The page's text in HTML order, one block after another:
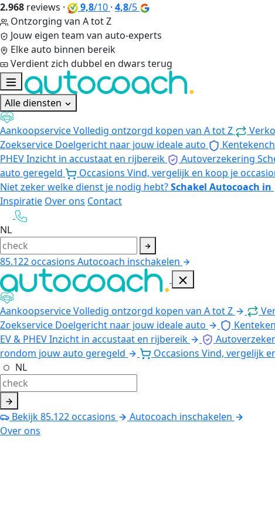
2.968 reviews · 9,8/10 · 4,8/5
Ontzorging van A tot Z
Jouw eigen team van auto-experts
Elke auto binnen bereik
Verdient zich dubbel en dwars terug
Alle diensten
AankoopserviceVolledig ontzorgd kopen van A tot Z
Zoekservice Doelgericht naar jouw ideale auto
PHEVInzicht in accustaat en rijbereik Autoverzekering
auto geregeld
Occasions Vind, vergelijk en koop je
Niet zeker welke dienst je nodig hebt?Schakel Autocoach in
Inspiratie Over ons Contact
NL
85.122occasions Autocoach inschakelen
AankoopserviceVolledig ontzorgd kopen van A tot Z
Zoekservice Doelgericht naar jouw ideale auto
EV & PHEVInzicht in accustaat en rijbereik
rondom jouw auto geregeld
Occasions Vind, vergelijk
NL
Bekijk85.122occasions
Autocoach inschakelen
Over ons